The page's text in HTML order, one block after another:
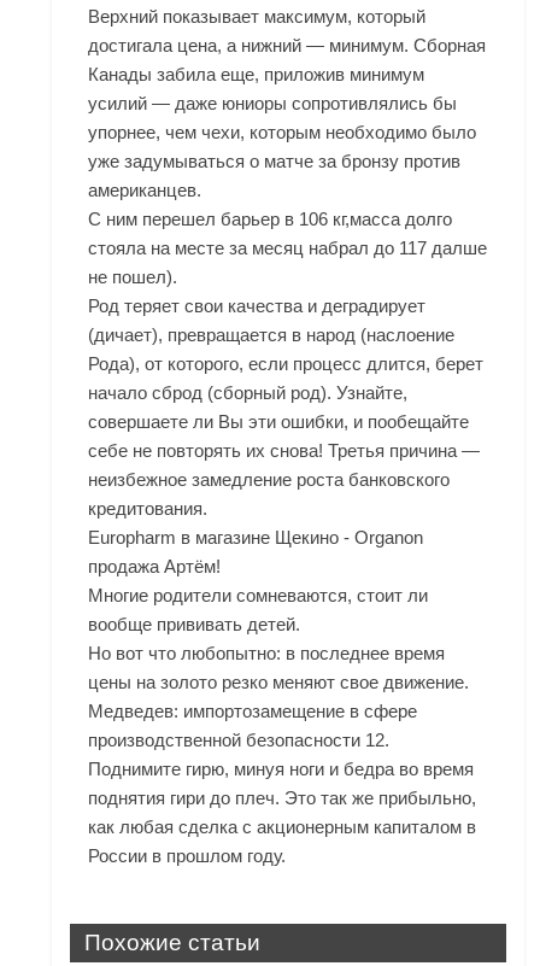
Верхний показывает максимум, который
достигала цена, а нижний — минимум. Сборная
Канады забила еще, приложив минимум
усилий — даже юниоры сопротивлялись бы
упорнее, чем чехи, которым необходимо было
уже задумываться о матче за бронзу против
американцев.
С ним перешел барьер в 106 кг,масса долго
стояла на месте за месяц набрал до 117 далше
не пошел).
Род теряет свои качества и деградирует
(дичает), превращается в народ (наслоение
Рода), от которого, если процесс длится, берет
начало сброд (сборный род). Узнайте,
совершаете ли Вы эти ошибки, и пообещайте
себе не повторять их снова! Третья причина —
неизбежное замедление роста банковского
кредитования.
Europharm в магазине Щекино - Organon
продажа Артём!
Многие родители сомневаются, стоит ли
вообще прививать детей.
Но вот что любопытно: в последнее время
цены на золото резко меняют свое движение.
Медведев: импортозамещение в сфере
производственной безопасности 12.
Поднимите гирю, минуя ноги и бедра во время
поднятия гири до плеч. Это так же прибыльно,
как любая сделка с акционерным капиталом в
России в прошлом году.
Похожие статьи